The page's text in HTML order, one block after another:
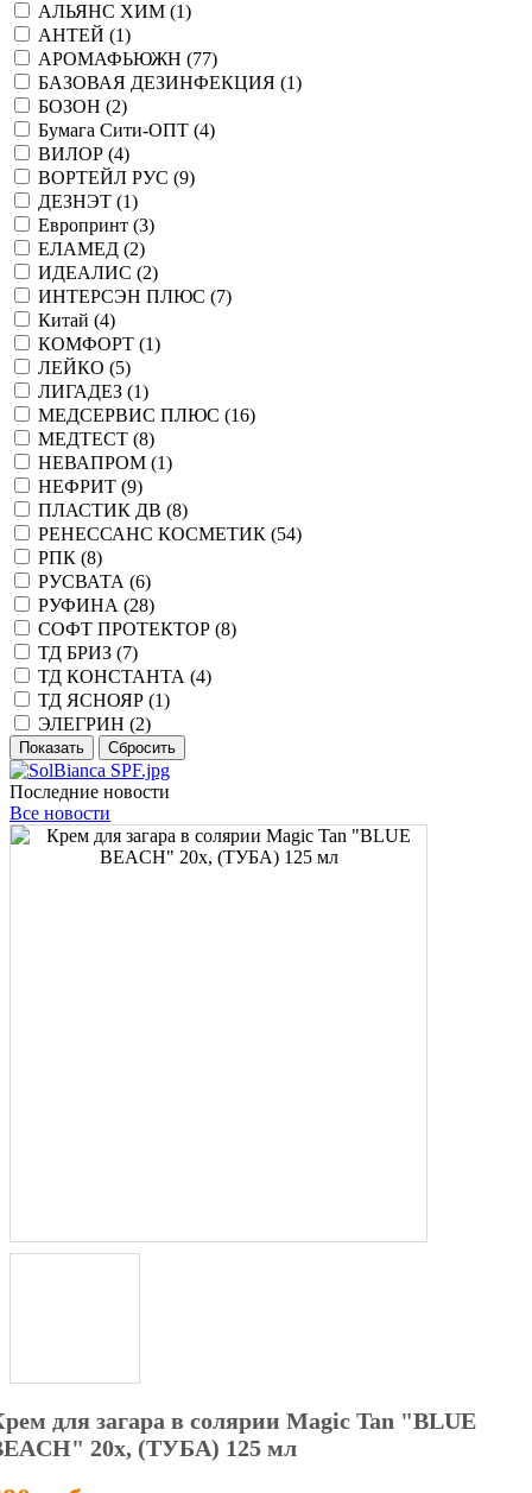
АЛЬЯНС ХИМ (1)
АНТЕЙ (1)
АРОМАФЬЮЖН (77)
БАЗОВАЯ ДЕЗИНФЕКЦИЯ (1)
БОЗОН (2)
Бумага Сити-ОПТ (4)
ВИЛОР (4)
ВОРТЕЙЛ РУС (9)
ДЕЗНЭТ (1)
Европринт (3)
ЕЛАМЕД (2)
ИДЕАЛИС (2)
ИНТЕРСЭН ПЛЮС (7)
Китай (4)
КОМФОРТ (1)
ЛЕЙКО (5)
ЛИГАДЕЗ (1)
МЕДСЕРВИС ПЛЮС (16)
МЕДТЕСТ (8)
НЕВАПРОМ (1)
НЕФРИТ (9)
ПЛАСТИК ДВ (8)
РЕНЕССАНС КОСМЕТИК (54)
РПК (8)
РУСВАТА (6)
РУФИНА (28)
СОФТ ПРОТЕКТОР (8)
ТД БРИЗ (7)
ТД КОНСТАНТА (4)
ТД ЯСНОЯР (1)
ЭЛЕГРИН (2)
Последние новости
Все новости
для загара в солярии Magic Tan "BLUE
20х, (ТУБА) 125 мл